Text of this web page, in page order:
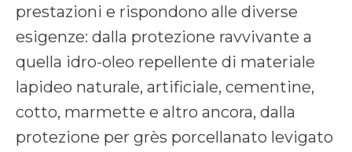
prestazioni e rispondono alle diverse
esigenze: dalla protezione ravvivante a
quella idro-oleo repellente di materiale
lapideo naturale, artificiale, cementine,
cotto, marmette e altro ancora, dalla
protezione per grès porcellanato levigato